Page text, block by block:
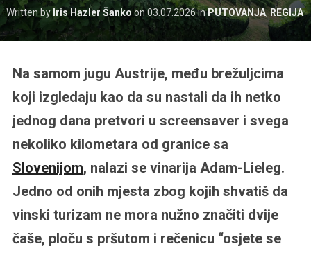
Written by Iris Hazler Šanko on03.07.2026inPUTOVANJA,REGIJA
Na samom jugu Austrije, među brežuljcima
koji izgledaju kao da su nastali da ih netko
jednog dana pretvori u screensaver i svega
nekoliko kilometara od granice sa
Slovenijom, nalazi se vinarija Adam-Lieleg.
Jedno od onih mjesta zbog kojih shvatiš da
vinski turizam ne mora nužno značiti dvije
čaše, ploču s pršutom i rečenicu “osjete se